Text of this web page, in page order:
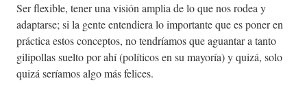
Ser flexible, tener una visión amplia de lo que nos rodea y
adaptarse; si la gente entendiera lo importante que es poner en
práctica estos conceptos, no tendríamos que aguantar a tanto
gilipollas suelto por ahí (políticos en su mayoría) y quizá, solo
quizá seríamos algo más felices.